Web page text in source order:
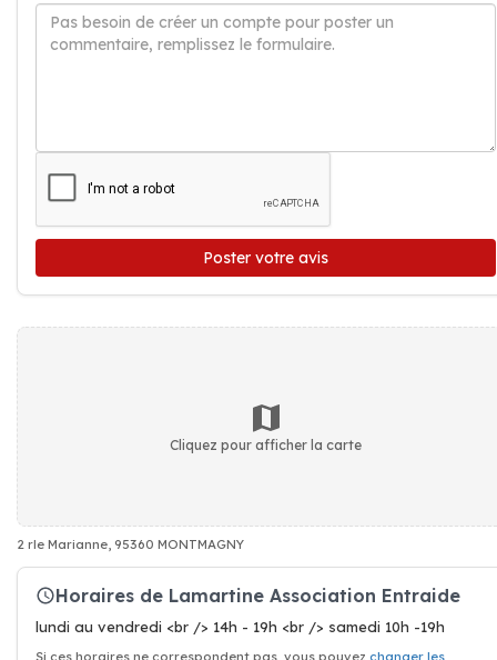
Poster votre avis
Cliquez pour afficher la carte
2 rle Marianne, 95360 MONTMAGNY
Horaires de Lamartine Association Entraide
lundi au vendredi <br /> 14h - 19h <br /> samedi 10h -19h
Si ces horaires ne correspondent pas, vous pouvez changer les